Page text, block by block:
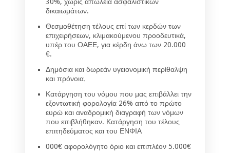
30%, χωρίς απώλεια ασφαλιστικών
δικαιωμάτων.
Θεσμοθέτηση τέλους επί των κερδών των
επιχειρήσεων, κλιμακούμενου προοδευτικά,
υπέρ του ΟΑΕΕ, για κέρδη άνω των 20.000
€.
Δημόσια και δωρεάν υγειονομική περίθαλψη
και πρόνοια.
Κατάργηση του νόμου που μας επιβάλλει την
εξοντωτική φορολογία 26% από το πρώτο
ευρώ και αναδρομική διαγραφή των νόμων
που επιβλήθηκαν. Κατάργηση του τέλους
επιτηδεύματος και του ΕΝΦΙΑ
000€ αφορολόγητο όριο και επιπλέον 5.000€